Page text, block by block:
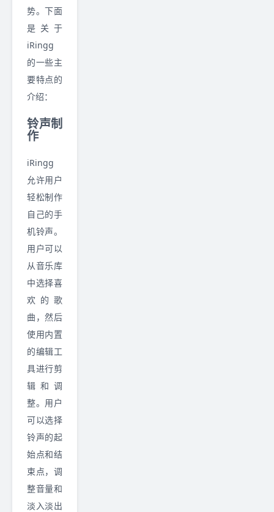
势。下面
是关于
iRingg
的一些主
要特点的
介绍：
铃声制
作
iRingg
允许用户
轻松制作
自己的手
机铃声。
用户可以
从音乐库
中选择喜
欢的歌
曲，然后
使用内置
的编辑工
具进行剪
辑和调
整。用户
可以选择
铃声的起
始点和结
束点，调
整音量和
淡入淡出